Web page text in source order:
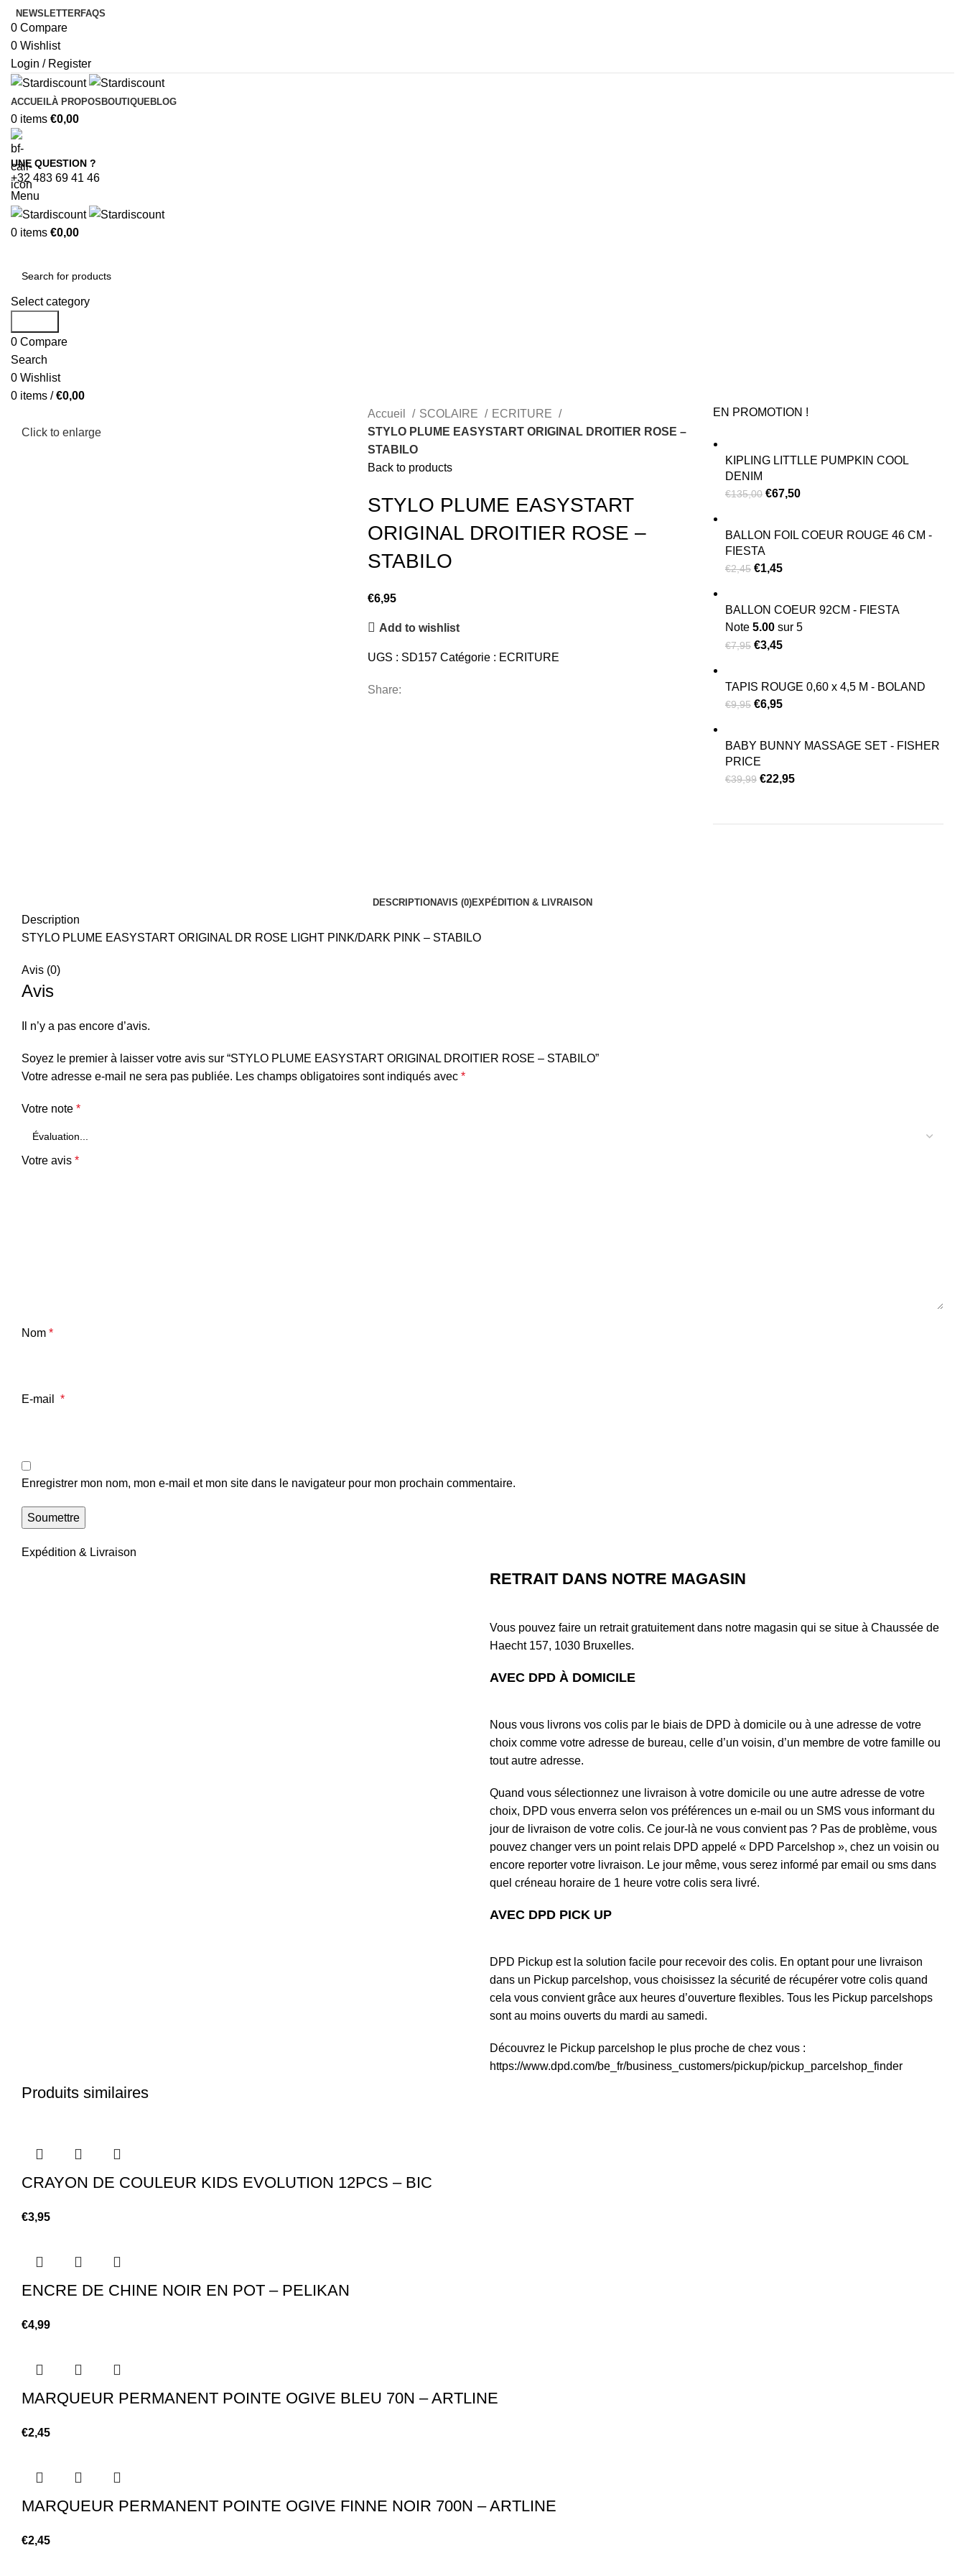
NEWSLETTERFAQS
0 Compare
0 Wishlist
Login / Register
ACCUEILÀ PROPOS BOUTIQUE BLOG
0 items €0,00
UNE QUESTION ?
+32 483 69 41 46
Menu
0 items €0,00
Select category
0 Compare
Search
0 Wishlist
0 items / €0,00
Click to enlarge
Accueil SCOLAIRE
ECRITURE
STYLO PLUME EASYSTART ORIGINAL DROITIER ROSE –
STABILO
Back to products
STYLO PLUME EASYSTART
ORIGINAL DROITIER ROSE –
STABILO
€6,95
Add to wishlist
UGS : SD157 Catégorie : ECRITURE
Share:
EN PROMOTION !
KIPLING LITTLLE PUMPKIN COOL
DENIM
€135,00 €67,50
BALLON FOIL COEUR ROUGE 46 CM -
FIESTA
€2,45 €1,45
BALLON COEUR 92CM - FIESTA
Note 5.00 sur 5
€7,95 €3,45
TAPIS ROUGE 0,60 x 4,5 M - BOLAND
€9,95 €6,95
BABY BUNNY MASSAGE SET - FISHER
PRICE
€39,99 €22,95
DESCRIPTIONAVIS (0)EXPÉDITION & LIVRAISON
Description
STYLO PLUME EASYSTART ORIGINAL DR ROSE LIGHT PINK/DARK PINK – STABILO
Avis (0)
Avis
Il n’y a pas encore d’avis.
Soyez le premier à laisser votre avis sur “STYLO PLUME EASYSTART ORIGINAL DROITIER ROSE – STABILO”
Votre adresse e-mail ne sera pas publiée. Les champs obligatoires sont indiqués avec *
Votre note *
Votre avis *
Nom *
E-mail *
Enregistrer mon nom, mon e-mail et mon site dans le navigateur pour mon prochain commentaire.
Expédition & Livraison
RETRAIT DANS NOTRE MAGASIN
Vous pouvez faire un retrait gratuitement dans notre magasin qui se situe à Chaussée de
Haecht 157, 1030 Bruxelles.
AVEC DPD À DOMICILE
Nous vous livrons vos colis par le biais de DPD à domicile ou à une adresse de votre
choix comme votre adresse de bureau, celle d’un voisin, d’un membre de votre famille ou
tout autre adresse.
Quand vous sélectionnez une livraison à votre domicile ou une autre adresse de votre
choix, DPD vous enverra selon vos préférences un e-mail ou un SMS vous informant du
jour de livraison de votre colis. Ce jour-là ne vous convient pas ? Pas de problème, vous
pouvez changer vers un point relais DPD appelé « DPD Parcelshop », chez un voisin ou
encore reporter votre livraison. Le jour même, vous serez informé par email ou sms dans
quel créneau horaire de 1 heure votre colis sera livré.
AVEC DPD PICK UP
DPD Pickup est la solution facile pour recevoir des colis. En optant pour une livraison
dans un Pickup parcelshop, vous choisissez la sécurité de récupérer votre colis quand
cela vous convient grâce aux heures d’ouverture flexibles. Tous les Pickup parcelshops
sont au moins ouverts du mardi au samedi.
Découvrez le Pickup parcelshop le plus proche de chez vous :
https://www.dpd.com/be_fr/business_customers/pickup/pickup_parcelshop_finder
Produits similaires
CRAYON DE COULEUR KIDS EVOLUTION 12PCS – BIC
€3,95
ENCRE DE CHINE NOIR EN POT – PELIKAN
€4,99
MARQUEUR PERMANENT POINTE OGIVE BLEU 70N – ARTLINE
€2,45
MARQUEUR PERMANENT POINTE OGIVE FINNE NOIR 700N – ARTLINE
€2,45